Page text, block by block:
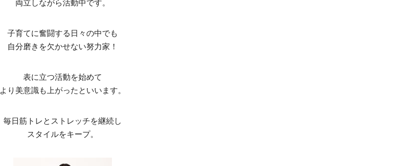
子育てに奮闘する日々の中でも
自分磨きを欠かせない努力家！
表に立つ活動を始めて
より美意識も上がったといいます。
毎日筋トレとストレッチを継続し
スタイルをキープ。